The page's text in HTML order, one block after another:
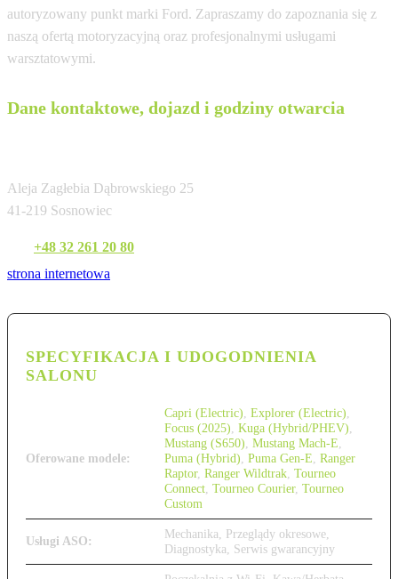
autoryzowany punkt marki Ford. Zapraszamy do zapoznania się z
naszą ofertą motoryzacyjną oraz profesjonalnymi usługami
warsztatowymi.
Dane kontaktowe, dojazd i godziny otwarcia
Aleja Zagłebia Dąbrowskiego 25
41-219 Sosnowiec
+48 32 261 20 80
strona internetowa
SPECYFIKACJA I UDOGODNIENIA
SALONU
Oferowane modele:
Capri (Electric) Explorer (Electric)
Focus (2025) Kuga (Hybrid/PHEV)
Mustang (S650) Mustang Mach-E
Puma (Hybrid) Puma Gen-E Ranger
Raptor, Ranger Wildtrak Tourneo
Connect Tourneo Courier, Tourneo
Custom
Usługi ASO:
Mechanika, Przeglądy okresowe,
Diagnostyka, Serwis gwarancyjny